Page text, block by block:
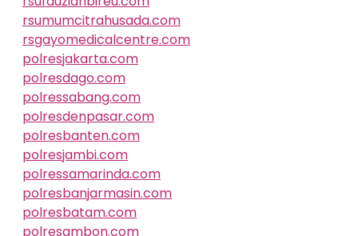
rsumumcitrahusada.com
rsgayomedicalcentre.com
polresjakarta.com
polresdago.com
polressabang.com
polresdenpasar.com
polresbanten.com
polresjambi.com
polressamarinda.com
polresbanjarmasin.com
polresbatam.com
polresambon.com